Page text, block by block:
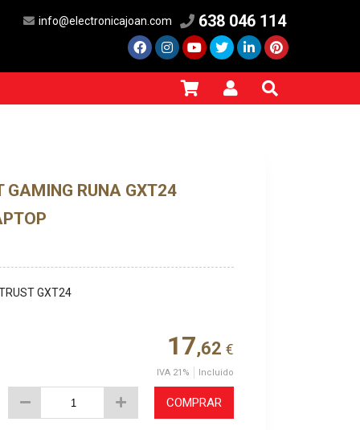
info@electronicajoan.com 638 046 114
GAMING RUNA GXT24
GXT24
17,62 €
IVA 21% Incluido
COMPRAR